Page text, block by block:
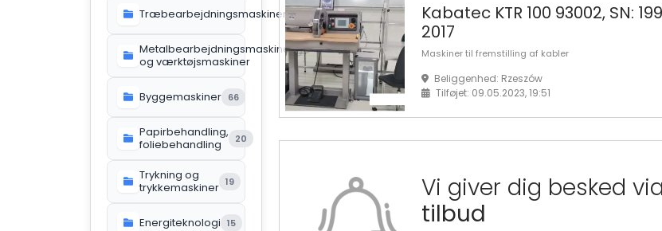
Kabatec KTR 100 93002, SN:
2017
Maskiner til fremstilling af kabler
Beliggenhed: Rzeszów
Tilføjet: 09.05.2023, 19:51
Vi giver dig besked
tilbud
Træbearbejdningsmaskiner 612
Metalbearbejdningsmaskiner
og værktøjsmaskiner
119
Byggemaskiner 66
Papirbehandling,
foliebehandling
20
Trykning og
trykkemaskiner 19
Energiteknologi 15